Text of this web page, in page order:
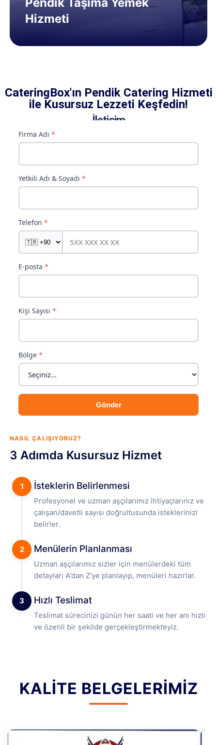
Hizmeti
CateringBox'ın Pendik Catering Hizmeti
ile Kusursuz Lezzeti Keşfedin!
İletişim
NASIL ÇALIŞIYORUZ?
3 Adımda Kusursuz Hizmet
1 İsteklerin Belirlenmesi
Profesyonel ve uzman aşçılarımız ihtiyaçlarınız ve
çalışan/davetli sayısı doğrultusunda isteklerinizi
belirler.
2 Menülerin Planlanması
Uzman aşçılarımız sizler için menülerdeki tüm
detayları A'dan Z'ye planlayıp, menüleri hazırlar.
3 Hızlı Teslimat
Teslimat sürecinizi günün her saati ve her anı hızlı
ve özenli bir şekilde gerçekleştirmekteyiz.
KALITE BELGELERIMIZ